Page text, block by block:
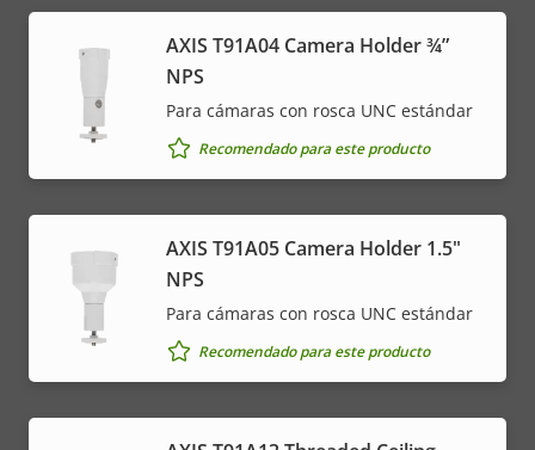
AXIS T91A04 Camera Holder ¾”
NPS
Para cámaras con rosca UNC estándar
Recomendado para este producto
AXIS T91A05 Camera Holder 1.5"
NPS
Para cámaras con rosca UNC estándar
Recomendado para este producto